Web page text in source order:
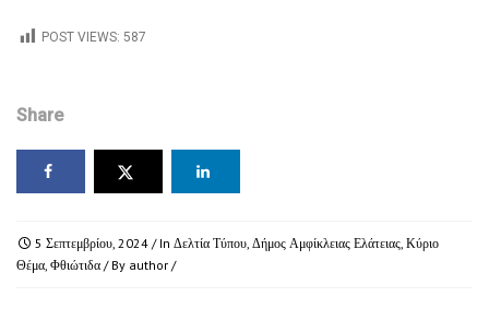
POST VIEWS: 587
Share
5 Σεπτεμβρίου, 2024 / In Δελτία Τύπου, Δήμος Αμφίκλειας Ελάτειας, Κύριο
Θέμα, Φθιώτιδα / By author /